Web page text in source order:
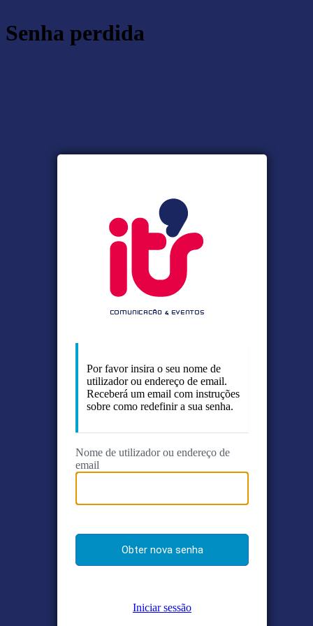
Senha perdida
Por favor insira o seu nome de
utilizador ou endereço de email.
Receberá um email com instruções
sobre como redefinir a sua senha.
Nome de utilizador ou endereço de
email
Iniciar sessão